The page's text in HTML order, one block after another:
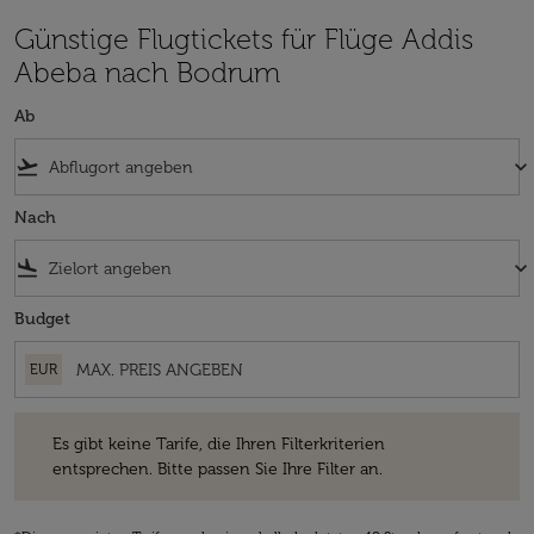
Günstige Flugtickets für Flüge Addis
Abeba nach Bodrum
Ab
flight_takeoff keyboard_arrow_down
Nach
flight_land keyboard_arrow_down
Budget
EUR
Es gibt keine Tarife, die Ihren Filterkriterien
entsprechen. Bitte passen Sie Ihre Filter an.